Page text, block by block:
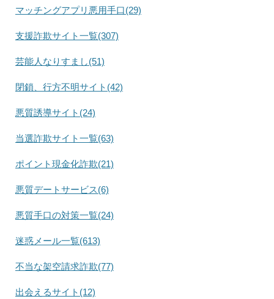
マッチングアプリ悪用手口(29)
支援詐欺サイト一覧(307)
芸能人なりすまし(51)
閉鎖、行方不明サイト(42)
悪質誘導サイト(24)
当選詐欺サイト一覧(63)
ポイント現金化詐欺(21)
悪質デートサービス(6)
悪質手口の対策一覧(24)
迷惑メール一覧(613)
不当な架空請求詐欺(77)
出会えるサイト(12)